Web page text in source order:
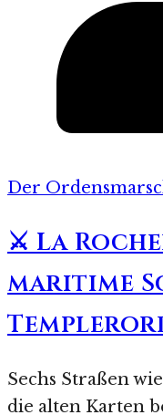
Der
⚔️ La
maritime
Sechs Straßen
die alten Karten